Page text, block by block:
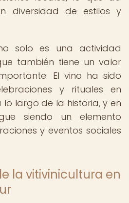
diversidad de estilos y
solo es una actividad
también tiene un valor
El vino ha sido
y rituales en
largo de la historia, y en
siendo un elemento
y eventos sociales
la vitivinicultura en